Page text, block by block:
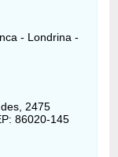
- Londrina -
2475
86020-145